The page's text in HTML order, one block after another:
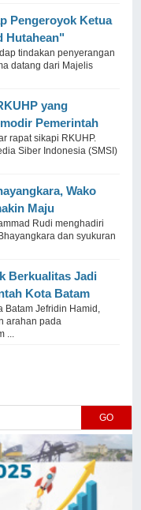
Pengeroyok Ketua
Hutahean"
tindakan penyerangan
datang dari Majelis
yang
Pemerintah
rapat sikapi RKUHP.
Siber Indonesia (SMSI)
Wako
Maju
Rudi menghadiri
dan syukuran
Berkualitas Jadi
Kota Batam
Batam Jefridin Hamid,
arahan pada
...
GO